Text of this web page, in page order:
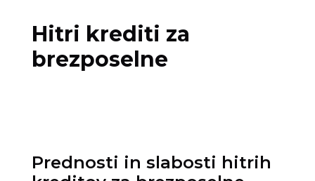
Hitri krediti za
brezposelne
Prednosti in slabosti hitrih